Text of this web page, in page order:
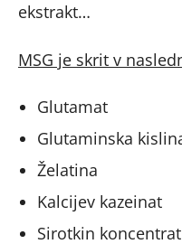
ekstrakt…
MSG je skrit v
Glutamat
Glutaminska
Želatina
Kalcijev kazeinat
Sirotkin koncentrat